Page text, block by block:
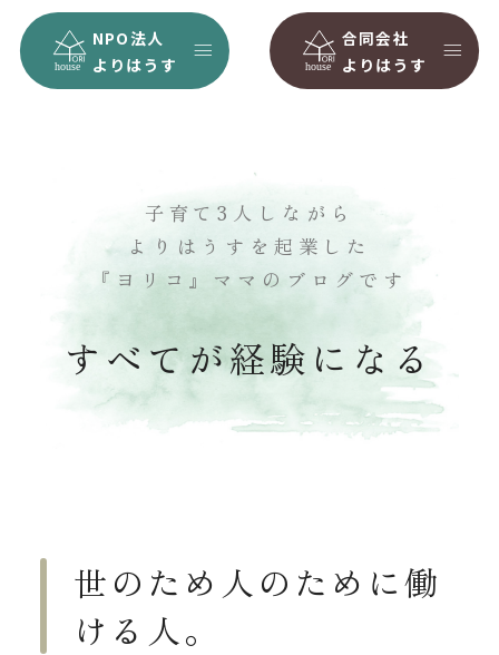
NPO法人
よりはうす
合同会社
よりはうす
子育て3人しながら
よりはうすを起業した
『ヨリコ』ママのブログです
すべてが経験になる
世のため人のために働
ける人。